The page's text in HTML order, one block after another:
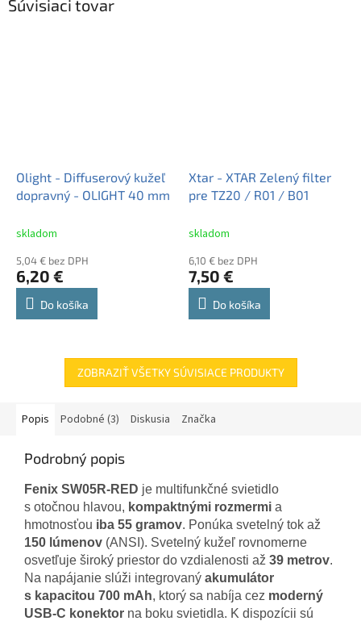
Súvisiaci tovar
Olight - Diffuserový kužeľ
dopravný - OLIGHT 40 mm
skladom
5,04 € bez DPH
6,20 €
Do košíka
Xtar - XTAR Zelený filter
pre TZ20 / R01 / B01
skladom
6,10 € bez DPH
7,50 €
Do košíka
ZOBRAZIŤ VŠETKY SÚVISIACE PRODUKTY
Popis Podobné (3) Diskusia Značka
Podrobný popis
Fenix SW05R-RED je multifunkčné svietidlo
s otočnou hlavou, kompaktnými rozmermi a
hmotnosťou iba 55 gramov. Ponúka svetelný tok až
150 lúmenov (ANSI). Svetelný kužeľ rovnomerne
osvetľuje široký priestor do vzdialenosti až 39 metrov.
Na napájanie slúži integrovaný akumulátor
s kapacitou 700 mAh, ktorý sa nabíja cez moderný
USB-C konektor na boku svietidla. K dispozícii sú